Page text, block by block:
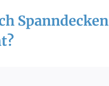
Spanndecken